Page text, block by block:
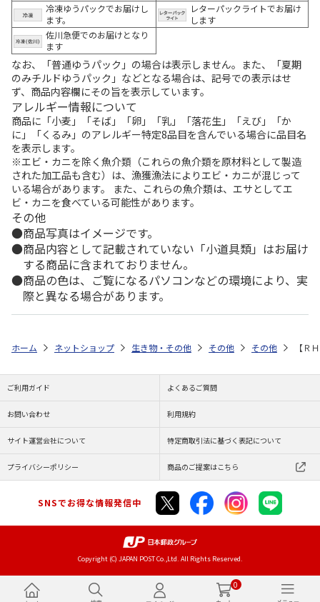
0
冷凍ゆうパックでお届けし
ます。
レターパックライトでお届け
します
佐川急便でのお届けとなり
ます
なお、「普通ゆうパック」の場合は表示しません。また、「夏期
のみチルドゆうパック」などとなる場合は、記号での表示はせ
ず、商品内容欄にその旨を表示しています。
アレルギー情報について
商品に「小麦」「そば」「卵」「乳」「落花生」「えび」「か
に」「くるみ」のアレルギー特定8品目を含んでいる場合に品目名
を表示します。
※エビ・カニを除く魚介類（これらの魚介類を原材料として製造
された加工品も含む）は、漁獲漁法によりエビ・カニが混じって
いる場合があります。 また、これらの魚介類は、エサとしてエ
ビ・カニを食べている可能性があります。
その他
商品写真はイメージです。
商品内容として記載されていない「小道具類」はお届け
する商品に含まれておりません。
商品の色は、ご覧になるパソコンなどの環境により、実
際と異なる場合があります。
ホーム ネットショップ 生き物・その他 その他 その他 【Ｒ
ご利用ガイド よくあるご質問
お問い合わせ 利用規約
サイト運営会社について 特定商取引法に基づく表記について
プライバシーポリシー 商品のご提案はこちら
SNSでお得な情報発信中
Copyright (C) JAPAN POST Co.,Ltd. All Rights Reserved.